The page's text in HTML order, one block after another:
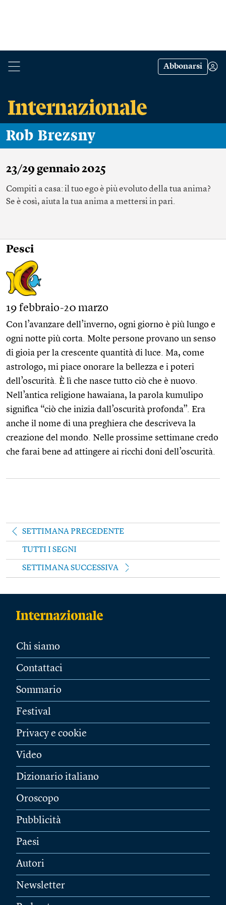
Abbonarsi
Rob Brezsny
23/29 gennaio 2025
Compiti a casa: il tuo ego è più evoluto della tua anima?
Se è così, aiuta la tua anima a mettersi in pari.
Pesci
19 febbraio-20 marzo
Con l’avanzare dell’inverno, ogni giorno è più lungo e
ogni notte più corta. Molte persone provano un senso
di gioia per la crescente quantità di luce. Ma, come
astrologo, mi piace onorare la bellezza e i poteri
dell’oscurità. È lì che nasce tutto ciò che è nuovo.
Nell’antica religione hawaiana, la parola kumulipo
significa “ciò che inizia dall’oscurità profonda”. Era
anche il nome di una preghiera che descriveva la
creazione del mondo. Nelle prossime settimane credo
che farai bene ad attingere ai ricchi doni dell’oscurità.
SETTIMANA PRECEDENTE
TUTTI I SEGNI
SETTIMANA SUCCESSIVA
Chi siamo
Contattaci
Sommario
Festival
Privacy e cookie
Video
Dizionario italiano
Oroscopo
Pubblicità
Paesi
Autori
Newsletter